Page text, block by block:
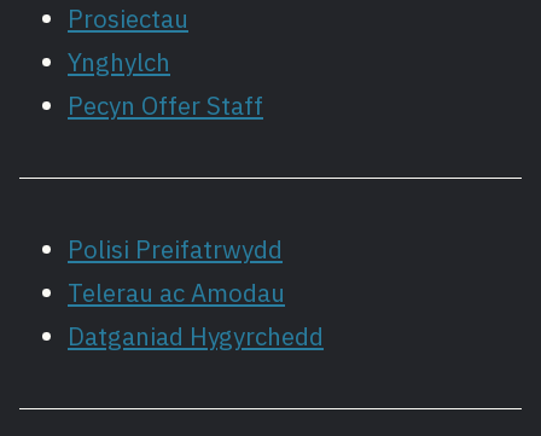
Prosiectau
Ynghylch
Pecyn Offer Staff
Polisi Preifatrwydd
Telerau ac Amodau
Datganiad Hygyrchedd